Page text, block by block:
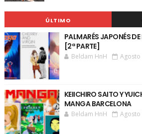
ÚLTIMO
PALMARÉS JAPONÉS
[2ª PARTE]
Beldam HnH Agosto
KEIICHIRO SAITO Y
MANGA BARCELONA
Beldam HnH Agosto